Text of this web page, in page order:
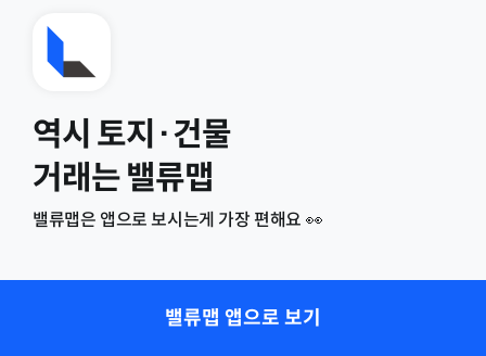
역시 토지·건물
거래는 밸류맵
밸류맵은 앱으로 보시는게 가장 편해요 👀
밸류맵 앱으로 보기